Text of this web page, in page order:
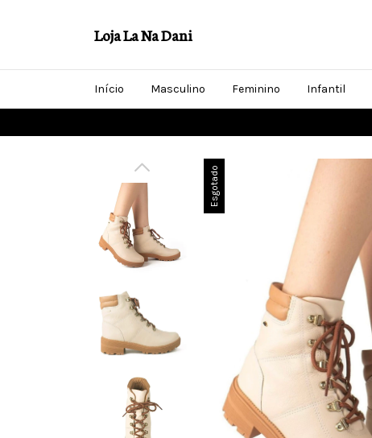
Loja La Na Dani
Início Masculino Feminino Infantil
Esgotado